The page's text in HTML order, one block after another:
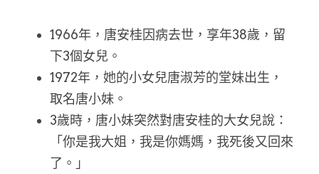
1966年，唐安桂因病去世，享年38歲，留
下3個女兒。
1972年，她的小女兒唐淑芳的堂妹出生，
取名唐小妹。
3歲時，唐小妹突然對唐安桂的大女兒說：
「你是我大姐，我是你媽媽，我死後又回來
了。」